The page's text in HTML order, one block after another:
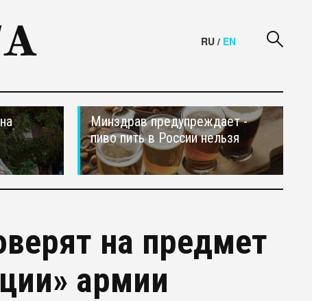
RU / EN
Минздрав предупреждает -
пиво пить в России нельзя
на предмет
армии